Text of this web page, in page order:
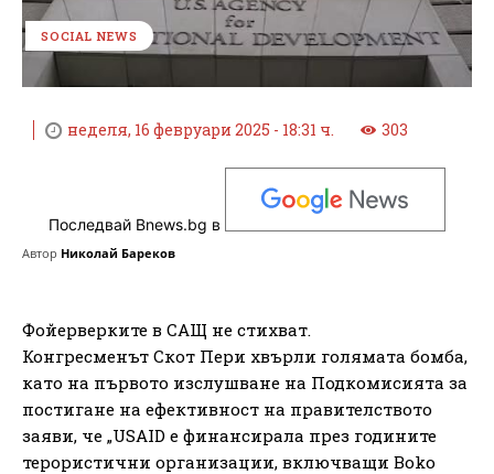
SOCIAL NEWS
неделя, 16 февруари 2025 - 18:31 ч. 303
Последвай Bnews.bg в
Автор Николай Бареков
Фойерверките в САЩ не стихват.
Конгресменът Скот Пери хвърли голямата бомба,
като на първото изслушване на Подкомисията за
постигане на ефективност на правителството
заяви, че „USAID е финансирала през годините
терористични организации, включващи Boko